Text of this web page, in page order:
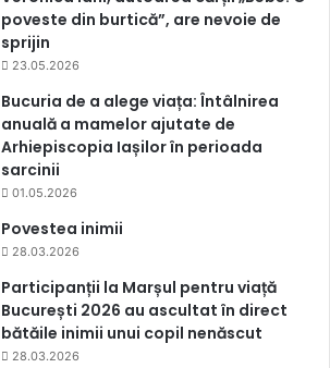
poveste din burtică”, are nevoie de
sprijin
23.05.2026
Bucuria de a alege viața: Întâlnirea
anuală a mamelor ajutate de
Arhiepiscopia Iașilor în perioada
sarcinii
01.05.2026
Povestea inimii
28.03.2026
Participanții la Marșul pentru viață
București 2026 au ascultat în direct
bătăile inimii unui copil nenăscut
28.03.2026